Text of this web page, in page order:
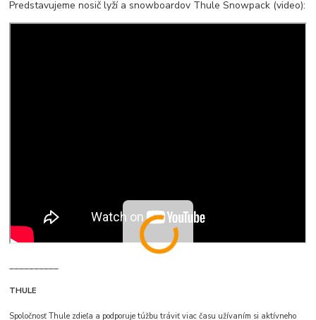
Predstavujeme nosič lyží a snowboardov Thule Snowpack (video):
THULE
Spoločnosť Thule zdieľa a podporuje túžbu tráviť viac času užívaním si aktívneho